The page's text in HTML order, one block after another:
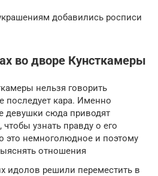
добавились росписи
во дворе Кунсткамеры
нельзя говорить
последует кара. Именно
девушки сюда приводят
узнать правду о его
это немноголюдное и поэтому
отношения
идолов решили переместить в